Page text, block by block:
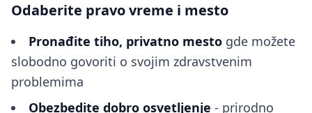
Odaberite pravo vreme i mesto
Pronađite tiho, privatno mesto gde možete
slobodno govoriti o svojim zdravstvenim
problemima
Obezbedite dobro osvetljenje - prirodno